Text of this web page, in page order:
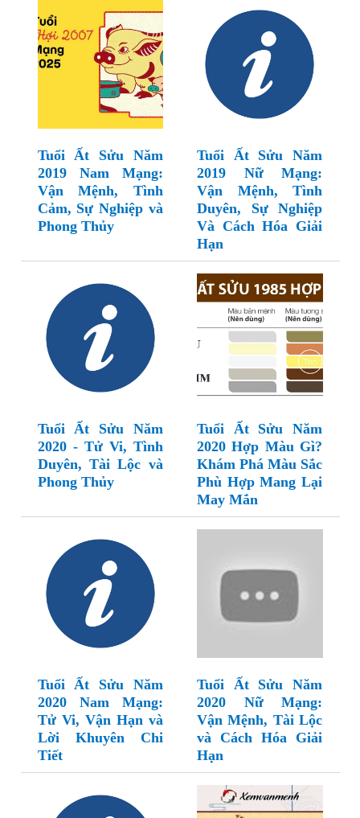
Tuổi Ất Sửu Năm
2019 Nam Mạng:
Vận Mệnh, Tình
Cảm, Sự Nghiệp và
Phong Thủy
Tuổi Ất Sửu Năm
2019 Nữ Mạng:
Vận Mệnh, Tình
Duyên, Sự Nghiệp
Và Cách Hóa Giải
Hạn
Tuổi Ất Sửu Năm
2020 - Tử Vi, Tình
Duyên, Tài Lộc và
Phong Thủy
Tuổi Ất Sửu Năm
2020 Hợp Màu Gì?
Khám Phá Màu Sắc
Phù Hợp Mang Lại
May Mắn
Tuổi Ất Sửu Năm
2020 Nam Mạng:
Tử Vi, Vận Hạn và
Lời Khuyên Chi
Tiết
Tuổi Ất Sửu Năm
2020 Nữ Mạng:
Vận Mệnh, Tài Lộc
và Cách Hóa Giải
Hạn